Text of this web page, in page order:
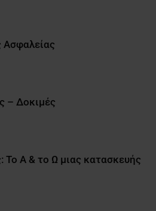
Ασφαλείας
– Δοκιμές
Το Α & το Ω μιας κατασκευής